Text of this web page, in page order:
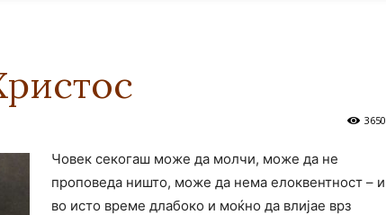
3650
Човек секогаш може да молчи, може да не
проповеда ништо, може да нема елоквентност – и
во исто време длабоко и моќно да влијае врз